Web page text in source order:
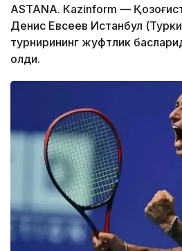
ASTANА. Кazinform —
Денис Евсеев Истанбул
турнирининг жуфтлик
олди.